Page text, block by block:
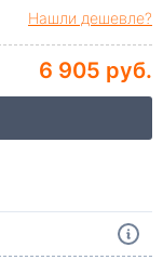
Нашли дешевле?
6 905 руб.